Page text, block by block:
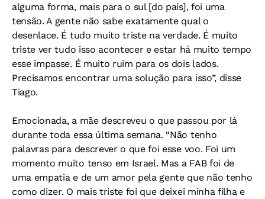
alguma forma, mais para o sul [do país], foi uma
tensão. A gente não sabe exatamente qual o
desenlace. É tudo muito triste na verdade. É muito
triste ver tudo isso acontecer e estar há muito tempo
esse impasse. É muito ruim para os dois lados.
Precisamos encontrar uma solução para isso”, disse
Tiago.
Emocionada, a mãe descreveu o que passou por lá
durante toda essa última semana. “Não tenho
palavras para descrever o que foi esse voo. Foi um
momento muito tenso em Israel. Mas a FAB foi de
uma empatia e de um amor pela gente que não tenho
como dizer. O mais triste foi que deixei minha filha e